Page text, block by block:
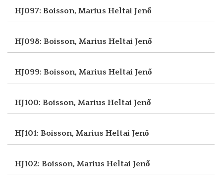
HJ097: Boisson, Marius Heltai Jenő
HJ098: Boisson, Marius Heltai Jenő
HJ099: Boisson, Marius Heltai Jenő
HJ100: Boisson, Marius Heltai Jenő
HJ101: Boisson, Marius Heltai Jenő
HJ102: Boisson, Marius Heltai Jenő